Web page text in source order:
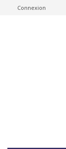
Connexion